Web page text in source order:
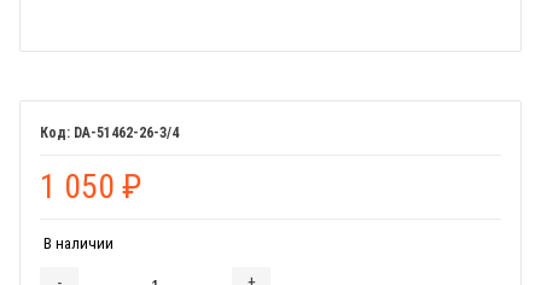
DA-51462-26-3/4
1 050 ₽
В наличии